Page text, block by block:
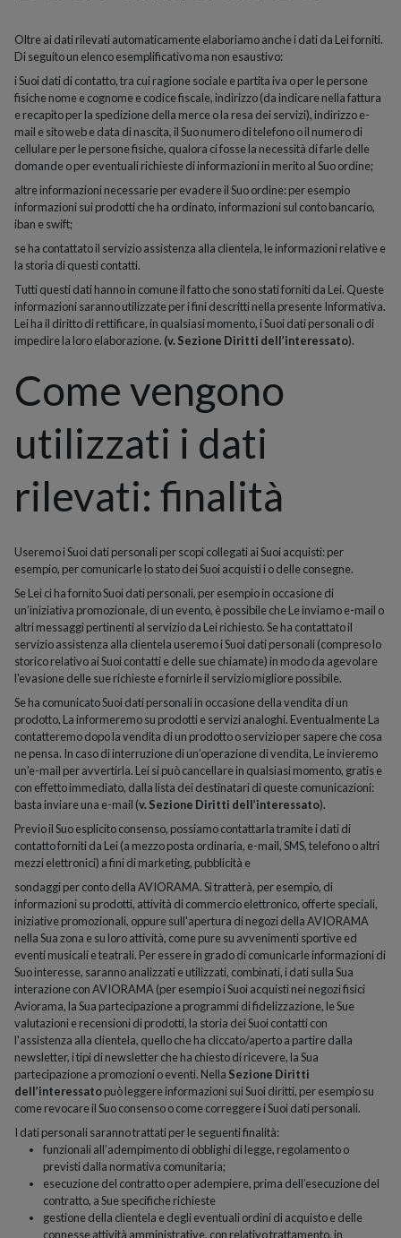
Oltre ai dati rilevati automaticamente elaboriamo anche i dati da Lei forniti.
Di seguito un elenco esemplificativo ma non esaustivo:
i Suoi dati di contatto, tra cui ragione sociale e partita iva o per le persone
fisiche nome e cognome e codice fiscale, indirizzo (da indicare nella fattura
e recapito per la spedizione della merce o la resa dei servizi), indirizzo e-
mail e sito web e data di nascita, il Suo numero di telefono o il numero di
cellulare per le persone fisiche, qualora ci fosse la necessità di farle delle
domande o per eventuali richieste di informazioni in merito al Suo ordine;
altre informazioni necessarie per evadere il Suo ordine: per esempio
informazioni sui prodotti che ha ordinato, informazioni sul conto bancario,
iban e swift;
se ha contattato il servizio assistenza alla clientela, le informazioni relative e
la storia di questi contatti.
Tutti questi dati hanno in comune il fatto che sono stati forniti da Lei. Queste
informazioni saranno utilizzate per i fini descritti nella presente Informativa.
Lei ha il diritto di rettificare, in qualsiasi momento, i Suoi dati personali o di
impedire la loro elaborazione. (v. Sezione Diritti dell’interessato).
Come vengono
utilizzati i dati
rilevati: finalità
Useremo i Suoi dati personali per scopi collegati ai Suoi acquisti: per
esempio, per comunicarle lo stato dei Suoi acquisti i o delle consegne.
Se Lei ci ha fornito Suoi dati personali, per esempio in occasione di
un’iniziativa promozionale, di un evento, è possibile che Le inviamo e-mail o
altri messaggi pertinenti al servizio da Lei richiesto. Se ha contattato il
servizio assistenza alla clientela useremo i Suoi dati personali (compreso lo
storico relativo ai Suoi contatti e delle sue chiamate) in modo da agevolare
l'evasione delle sue richieste e fornirle il servizio migliore possibile.
Se ha comunicato Suoi dati personali in occasione della vendita di un
prodotto, La informeremo su prodotti e servizi analoghi. Eventualmente La
contatteremo dopo la vendita di un prodotto o servizio per sapere che cosa
ne pensa. In caso di interruzione di un’operazione di vendita, Le invieremo
un'e-mail per avvertirla. Lei si può cancellare in qualsiasi momento, gratis e
con effetto immediato, dalla lista dei destinatari di queste comunicazioni:
basta inviare una e-mail (v. Sezione Diritti dell’interessato).
Previo il Suo esplicito consenso, possiamo contattarla tramite i dati di
contatto forniti da Lei (a mezzo posta ordinaria, e-mail, SMS, telefono o altri
mezzi elettronici) a fini di marketing, pubblicità e
sondaggi per conto della AVIORAMA. Si tratterà, per esempio, di
informazioni su prodotti, attività di commercio elettronico, offerte speciali,
iniziative promozionali, oppure sull'apertura di negozi della AVIORAMA
nella Sua zona e su loro attività, come pure su avvenimenti sportive ed
eventi musicali e teatrali. Per essere in grado di comunicarle informazioni di
Suo interesse, saranno analizzati e utilizzati, combinati, i dati sulla Sua
interazione con AVIORAMA (per esempio i Suoi acquisti nei negozi fisici
Aviorama, la Sua partecipazione a programmi di fidelizzazione, le Sue
valutazioni e recensioni di prodotti, la storia dei Suoi contatti con
l'assistenza alla clientela, quello che ha cliccato/aperto a partire dalla
newsletter, i tipi di newsletter che ha chiesto di ricevere, la Sua
partecipazione a promozioni o eventi. Nella Sezione Diritti
dell’interessatopuò leggere informazioni sui Suoi diritti, per esempio su
come revocare il Suo consenso o come correggere i Suoi dati personali.
I dati personali saranno trattati per le seguenti finalità:
funzionali all’adempimento di obblighi di legge, regolamento o
previsti dalla normativa comunitaria;
esecuzione del contratto o per adempiere, prima dell’esecuzione del
contratto, a Sue specifiche richieste
gestione della clientela e degli eventuali ordini di acquisto e delle
connesse attività amministrative, con relativo trattamento, in